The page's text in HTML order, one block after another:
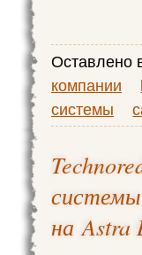
Оставлено
компании
системы
на Astra